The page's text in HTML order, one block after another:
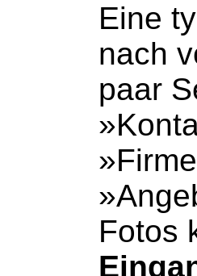
Eine
nach
paar
Fotos